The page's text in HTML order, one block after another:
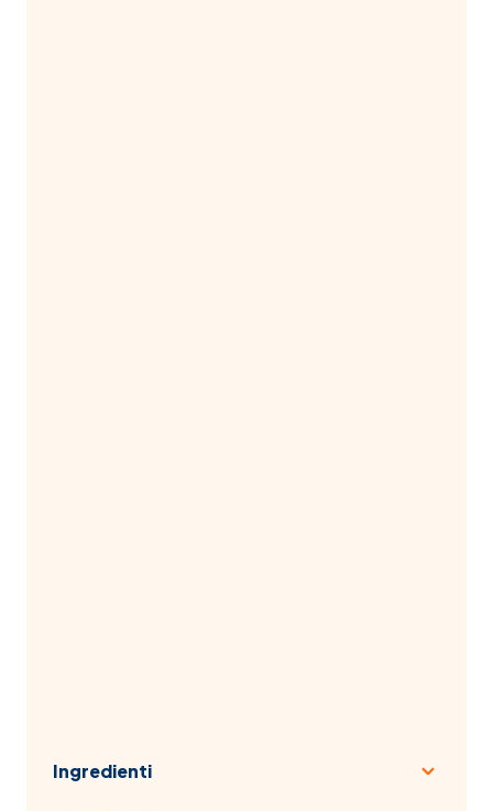
Ingredienti